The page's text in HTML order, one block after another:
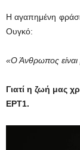
Η αγαπημένη
Ουγκό:
«Ο Άνθρωπος
Γιατί η ζωή μας
ΕΡΤ1.